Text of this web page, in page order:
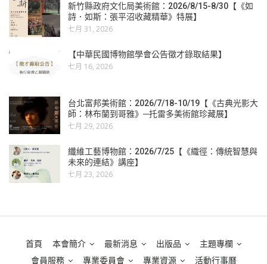
新竹縣政府文化局美術館：2026/8/15-8/30【《如
詩．如斯：張平沼收藏精華》特展】
七月 31, 2026
【中華民國博物館學會公告徵才錄取結果】
七月 16, 2026
台北富邦美術館：2026/7/18-10/19【《古典光影大
師：林布蘭到哥雅》─托雷多美術館珍藏展】
七月 29, 2026
纖維工藝博物館：2026/7/25【《織徑：傳統智慧與
未來的連結》講座】
七月 23, 2026
首頁 本會簡介 最新消息 出版品
主題專欄
會員服務
專業委員會 專業資源 活動行事曆